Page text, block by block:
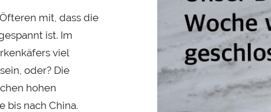
mit, dass die
ist. Im
viel
oder? Die
hohen
bis nach China.